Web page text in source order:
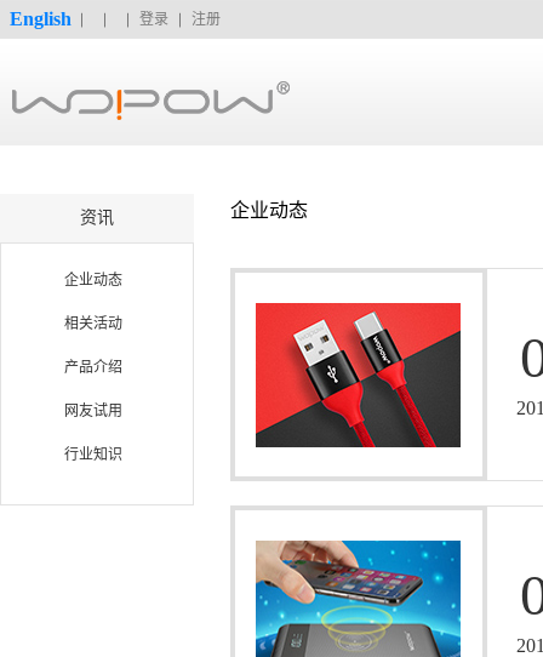
English 登录 注册
资讯
企业动态
相关活动
产品介绍
网友试用
行业知识
企业动态